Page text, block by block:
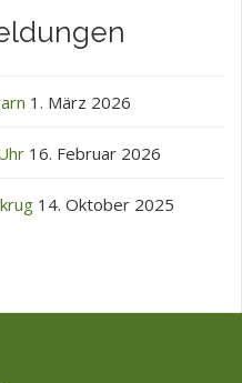
1. März 2026
16. Februar 2026
14. Oktober 2025